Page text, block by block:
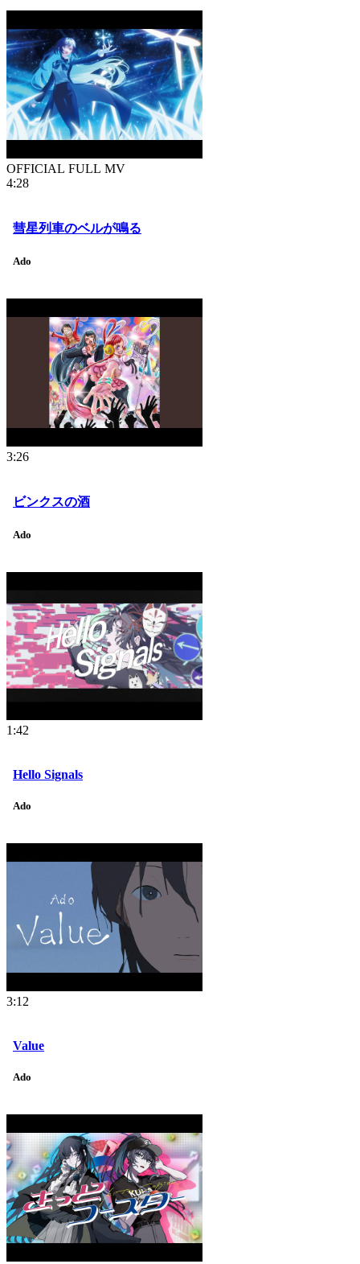
OFFICIAL FULL MV
4:28
彗星列車のベルが鳴る
Ado
3:26
ビンクスの酒
Ado
1:42
Hello Signals
Ado
3:12
Value
Ado